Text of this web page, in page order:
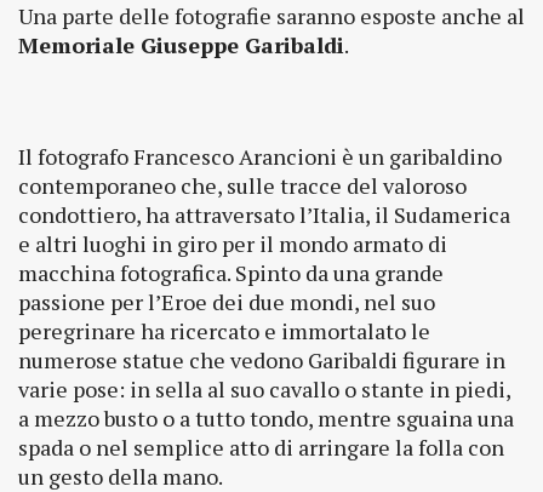
Una parte delle fotografie saranno esposte anche al
Memoriale Giuseppe Garibaldi.
Il fotografo Francesco Arancioni è un garibaldino
contemporaneo che, sulle tracce del valoroso
condottiero, ha attraversato l’Italia, il Sudamerica
e altri luoghi in giro per il mondo armato di
macchina fotografica. Spinto da una grande
passione per l’Eroe dei due mondi, nel suo
peregrinare ha ricercato e immortalato le
numerose statue che vedono Garibaldi figurare in
varie pose: in sella al suo cavallo o stante in piedi,
a mezzo busto o a tutto tondo, mentre sguaina una
spada o nel semplice atto di arringare la folla con
un gesto della mano.